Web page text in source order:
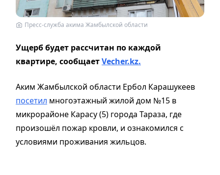
Пресс-служба акима Жамбылской области
Ущерб будет рассчитан по каждой
квартире, сообщаетVecher.kz.
Аким Жамбылской области Ербол Карашукеев
посетил многоэтажный жилой дом №15 в
микрорайоне Карасу (5) города Тараза, где
произошёл пожар кровли, и ознакомился с
условиями проживания жильцов.